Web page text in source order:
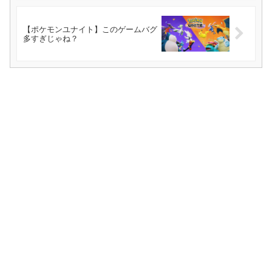
【ポケモンユナイト】このゲームバグ
多すぎじゃね？